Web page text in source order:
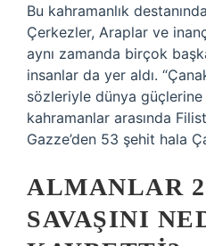
Bu kahramanlık
Çerkezler, Araplar ve
aynı zamanda birçok
insanlar da yer aldı.
sözleriyle dünya
kahramanlar arasında
Gazze’den 53 şehit hala
ALMANLAR
SAVAŞINI